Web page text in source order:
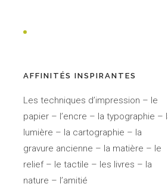
AFFINITÉS INSPIRANTES
Les techniques d’impression – le
papier – l’encre – la typographie –
lumière – la cartographie – la
gravure ancienne – la matière – le
relief – le tactile – les livres – la
nature – l’amitié